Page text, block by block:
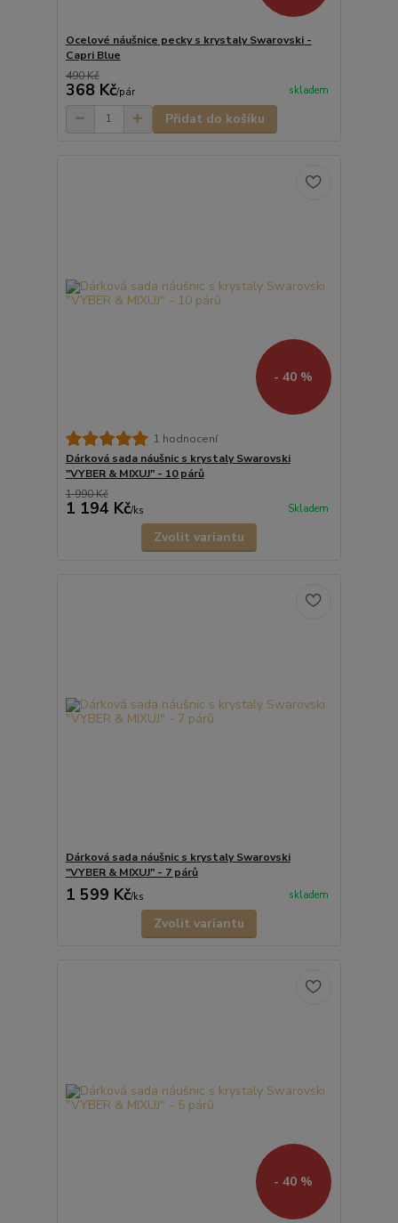
Ocelové náušnice pecky s krystaly Swarovski -
Capri Blue
490 Kč
368 Kč/pár skladem
Přidat do košíku
- 40 %
1 hodnocení
Dárková sada náušnic s krystaly Swarovski
"VYBER & MIXUJ" - 10 párů
1 990 Kč
1 194 Kč/ks Skladem
Zvolit variantu
Dárková sada náušnic s krystaly Swarovski
"VYBER & MIXUJ" - 7 párů
1 599 Kč/ks skladem
Zvolit variantu
- 40 %